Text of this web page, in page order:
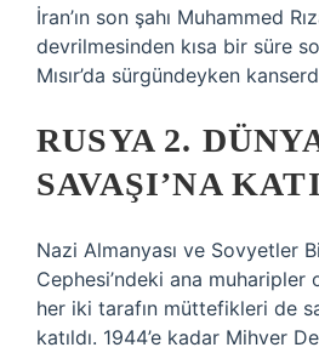
İran’ın son şahı Muhammed
devrilmesinden kısa bir süre
Mısır’da sürgündeyken
RUSYA 2.
SAVAŞI’NA
Nazi Almanyası ve Sovyetler
Cephesi’ndeki ana muharipler
her iki tarafın müttefikleri de
katıldı. 1944’e kadar Mihver